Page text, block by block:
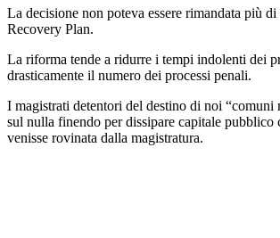
La decisione non poteva essere rimandata più
Recovery Plan.
La riforma tende a ridurre i tempi indolenti dei
drasticamente il numero dei processi penali.
I magistrati detentori del destino di noi “comuni
sul nulla finendo per dissipare capitale pubblico
venisse rovinata dalla magistratura.